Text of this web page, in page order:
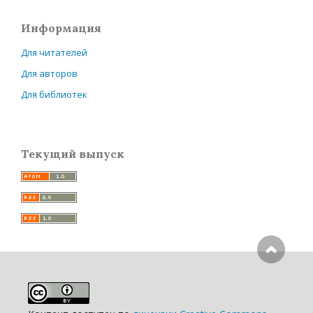
Информация
Для читателей
Для авторов
Для библиотек
Текущий выпуск